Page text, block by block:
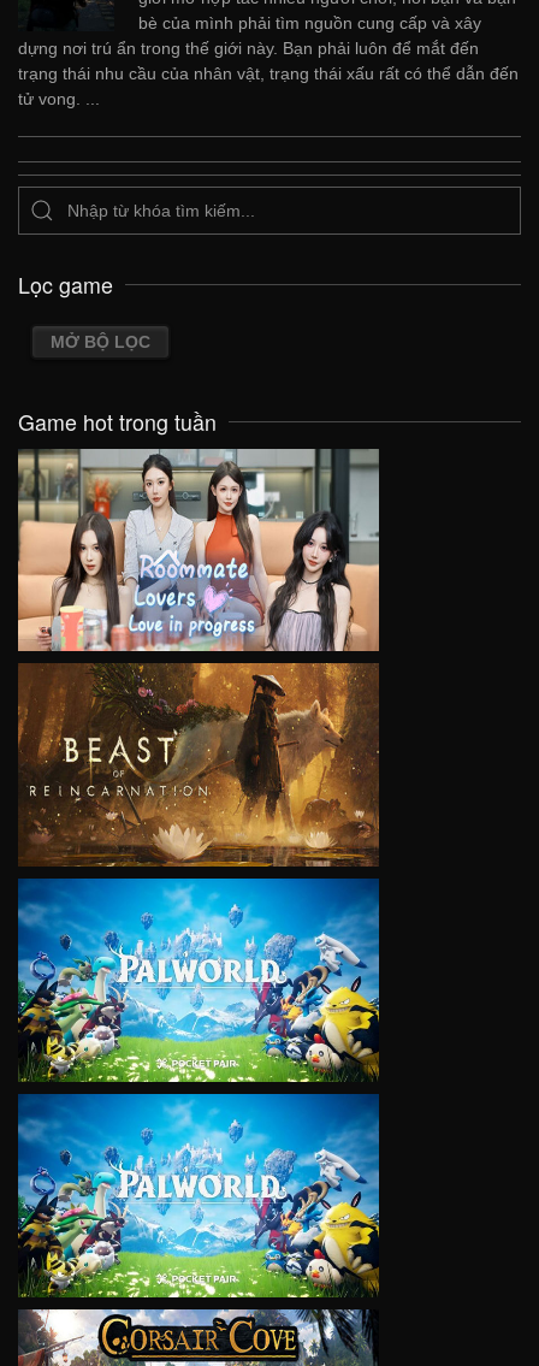
bè của mình phải tìm nguồn cung cấp và xây
dựng nơi trú ẩn trong thế giới này. Bạn phải luôn để mắt đến
trạng thái nhu cầu của nhân vật, trạng thái xấu rất có thể dẫn đến
tử vong. ...
Lọc game
MỞ BỘ LỌC
Game hot trong tuần
VIEW
VIEW
VIEW
VIEW